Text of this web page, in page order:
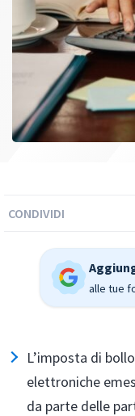
CONDIVIDI
alle tue
L’imposta di
elettroniche
da parte delle